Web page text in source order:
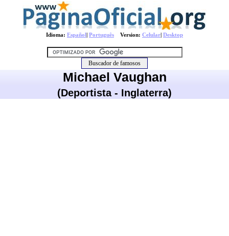
Idioma: Español| Português Version: Celular| Desktop
Michael Vaughan
(Deportista - Inglaterra)